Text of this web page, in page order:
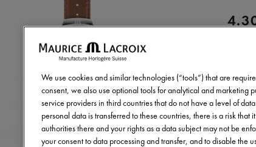
การจั
We use cookies and similar technologies (“tools”) that are
consent, we also use optional tools for analytical and marketing
service providers in third countries that do not have a level of
personal data is transferred to these countries, there is a risk
authorities there and your rights as a data subject may not be
your consent to data processing and transfer, and to disable the